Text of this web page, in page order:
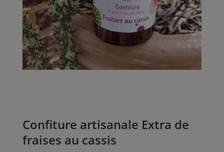
Confiture artisanale Extra de
fraises au cassis